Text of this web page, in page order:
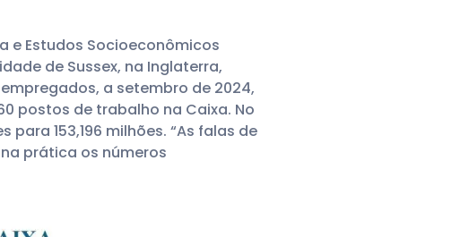
e Estudos Socioeconômicos
de Sussex, na Inglaterra,
a setembro de 2024,
postos de trabalho na Caixa. No
153,196 milhões. “As falas de
prática os números